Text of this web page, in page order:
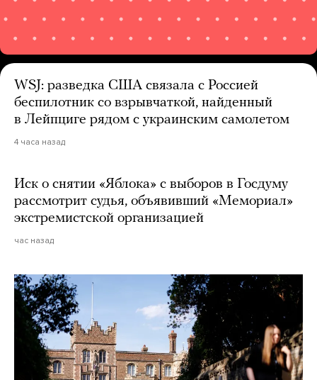
WSJ: разведка США связала с Россией
беспилотник со взрывчаткой, найденный
в Лейпциге рядом с украинским самолетом
4 часа назад
Иск о снятии «Яблока» с выборов в Госдуму
рассмотрит судья, объявивший «Мемориал»
экстремистской организацией
час назад